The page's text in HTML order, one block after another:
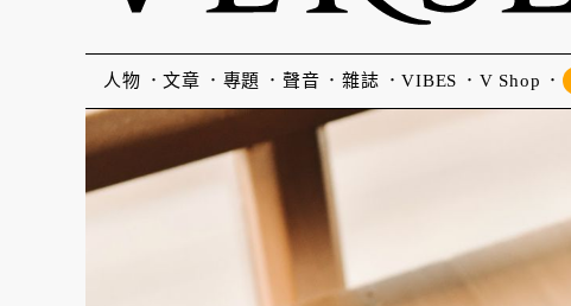
人物 文章 專題 聲音 雜誌 VIBES V Shop